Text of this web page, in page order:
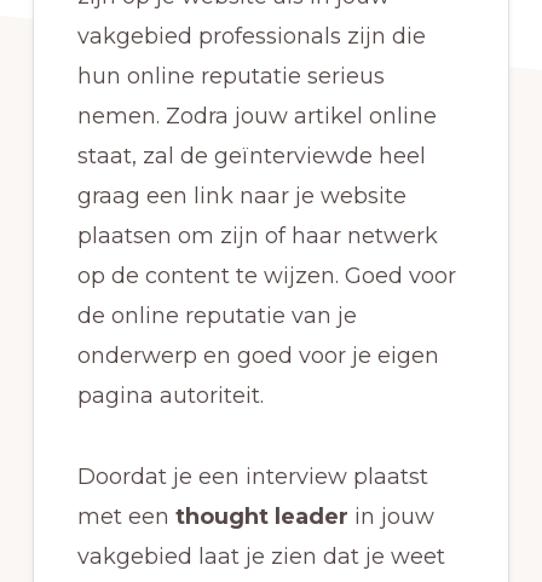
vakgebied professionals zijn die
hun online reputatie serieus
nemen. Zodra jouw artikel online
staat, zal de geïnterviewde heel
graag een link naar je website
plaatsen om zijn of haar netwerk
op de content te wijzen. Goed voor
de online reputatie van je
onderwerp en goed voor je eigen
pagina autoriteit.
Doordat je een interview plaatst
met een thought leader in jouw
vakgebied laat je zien dat je weet